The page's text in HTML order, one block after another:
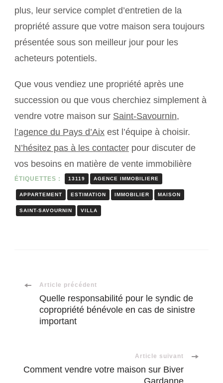
plus, leur service complet d’entretien de la
propriété assure que votre maison sera toujours
présentée sous son meilleur jour pour les
acheteurs potentiels.
Que vous vendiez une propriété après une
succession ou que vous cherchiez simplement à
vendre votre maison sur Saint-Savournin,
l’agence du Pays d’Aix est l’équipe à choisir.
N’hésitez pas à les contacter pour discuter de
vos besoins en matière de vente immobilière
ÉTIQUETTES : 13119 AGENCE IMMOBILIERE
APPARTEMENT ESTIMATION IMMOBILIER MAISON
SAINT-SAVOURNIN VILLA
Navigation
d'article
Article précédent
Quelle responsabilité pour le syndic de
copropriété bénévole en cas de sinistre
important
Article suivant
Comment vendre votre maison sur Biver
Gardanne